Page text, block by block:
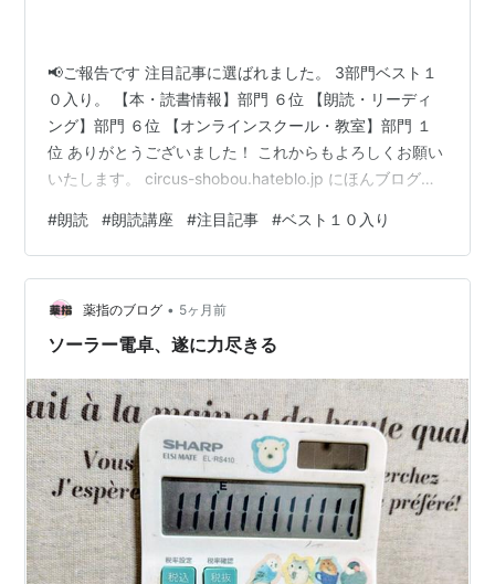
📢ご報告です 注目記事に選ばれました。 3部門ベスト１
０入り。 【本・読書情報】部門 ６位 【朗読・リーディ
ング】部門 ６位 【オンラインスクール・教室】部門 １
位 ありがとうございました！ これからもよろしくお願い
いたします。 circus-shobou.hateblo.jp にほんブログ村
位 本・読書情報6位 朗読・リーディング6位 オンライン
スクール・教室1位 追記 ブログのランキング⇩ ブログ自
体が注目度UP！嬉しいです、ありがとうございます！ ラ
ンキング参加中【公式】2024年開設ブログ ランキング参
加中はてなブログ【…
#朗読 #朗読講座 #注目記事 #ベスト１０入り
薬指のブログ • 5ヶ月前
ソーラー電卓、遂に力尽きる